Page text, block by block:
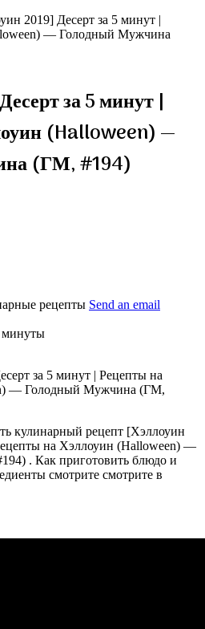
2019] Десерт за 5 минут |
— Голодный Мужчина
за 5 минут |
(Halloween) —
(ГМ, #194)
рецепты Send an email
минуты
кулинарный рецепт [Хэллоуин
на Хэллоуин (Halloween) —
. Как приготовить блюдо и
смотрите смотрите в